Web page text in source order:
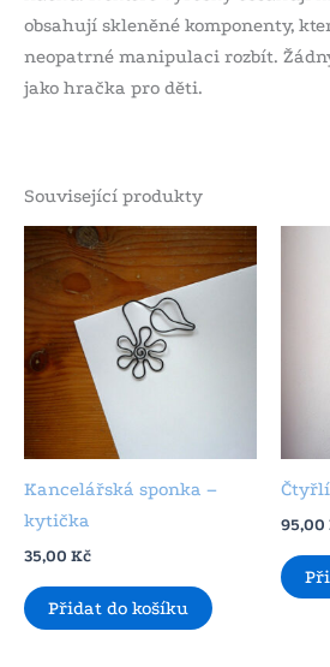
obsahují skleněné komponenty,
neopatrné manipulaci rozbít.
jako hračka pro děti.
Související produkty
Kancelářská sponka –
kytička
35,00 Kč
Přidat do košíku
95,00